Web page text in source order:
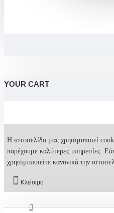
YOUR CART
Η ιστοσελίδα μας χρησιμοποιεί
παρέχουμε καλύτερες υπηρεσίες.
χρησιμοποιείτε κανονικά την
Κλείσιμο